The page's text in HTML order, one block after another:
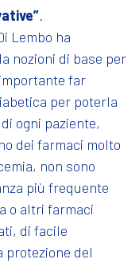
.
Lembo ha
nozioni di base per
far
per poterla
ogni paziente,
dei farmaci molto
non sono
più frequente
o altri farmaci
di facile
protezione del